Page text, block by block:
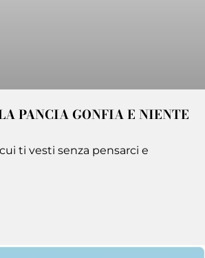
PANCIA GONFIA E NIENTE
ti vesti senza pensarci e